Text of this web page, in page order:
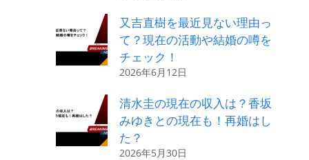
又吉直樹を最近見ない理由っ
て？現在の活動や結婚の噂を
チェック！
2026年6月12日
清水圭の現在の収入は？香坂
みゆきとの現在も！再婚はし
た？
2026年5月30日